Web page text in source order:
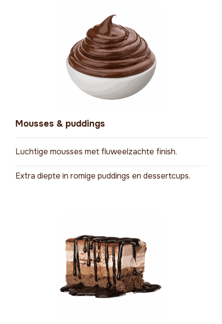
Mousses & puddings
Luchtige mousses met fluweelzachte finish.
Extra diepte in romige puddings en dessertcups.